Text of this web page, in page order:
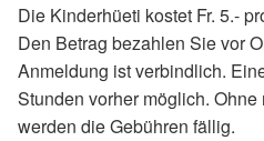
Die Kinderhüeti kostet Fr. 5.-
Den Betrag bezahlen Sie vor
Anmeldung ist verbindlich.
Stunden vorher möglich.
werden die Gebühren fällig.